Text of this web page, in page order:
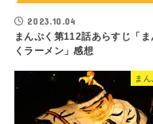
2023.10.04
まんぷく第112話あらすじ「ま
くラーメン」感想
まん